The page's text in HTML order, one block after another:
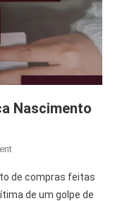
Nascimento
de compras feitas
de um golpe de